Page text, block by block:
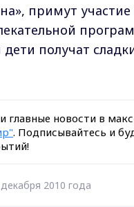
примут участие
дети получат
главные новости в
. Подписывайтесь и
2010 года